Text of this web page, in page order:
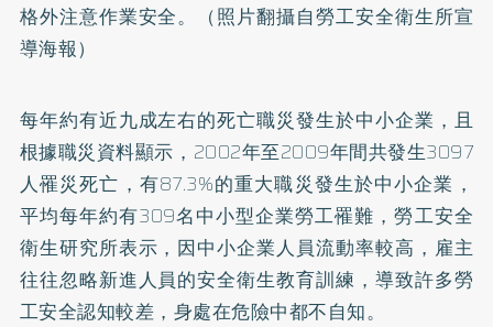
格外注意作業安全。（照片翻攝自勞工安全衛生所宣
導海報）
每年約有近九成左右的死亡職災發生於中小企業，且
根據職災資料顯示，2002年至2009年間共發生3097
人罹災死亡，有87.3%的重大職災發生於中小企業，
平均每年約有309名中小型企業勞工罹難，勞工安全
衛生研究所表示，因中小企業人員流動率較高，雇主
往往忽略新進人員的安全衛生教育訓練，導致許多勞
工安全認知較差，身處在危險中都不自知。